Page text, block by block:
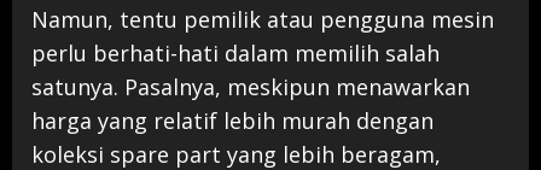
Namun, tentu pemilik atau pengguna mesin
perlu berhati-hati dalam memilih salah
satunya. Pasalnya, meskipun menawarkan
harga yang relatif lebih murah dengan
koleksi spare part yang lebih beragam,